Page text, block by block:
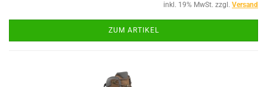
inkl. 19% MwSt. zzgl. Versand
ZUM ARTIKEL